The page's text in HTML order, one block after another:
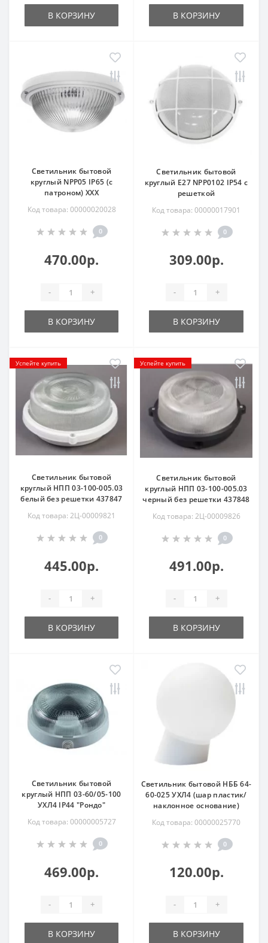
В КОРЗИНУ В КОРЗИНУ
Светильник бытовой
круглый NPP05 IP65 (с
патроном) ХХХ
Код товара: 00000020028
0
470.00р.
- +
В КОРЗИНУ
Светильник бытовой
круглый Е27 NPP0102 IP54 с
решеткой
Код товара: 00000017901
0
309.00р.
- +
В КОРЗИНУ
Успейте купить
Светильник бытовой
круглый НПП 03-100-005.03
белый без решетки 437847
Код товара: 2Ц-00009821
0
445.00р.
- +
В КОРЗИНУ
Успейте купить
Светильник бытовой
круглый НПП 03-100-005.03
черный без решетки 437848
Код товара: 2Ц-00009826
0
491.00р.
- +
В КОРЗИНУ
Светильник бытовой
круглый НПП 03-60/05-100
УХЛ4 IP44 "Рондо"
Код товара: 00000005727
0
469.00р.
- +
В КОРЗИНУ
Светильник бытовой НББ 64-
60-025 УХЛ4 (шар пластик/
наклонное основание)
Код товара: 00000025770
0
120.00р.
- +
В КОРЗИНУ